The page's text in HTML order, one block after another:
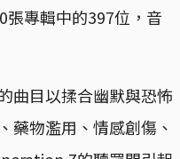
張專輯中的397位，音
曲目以揉合幽默與恐怖
藥物濫用、情感創傷、